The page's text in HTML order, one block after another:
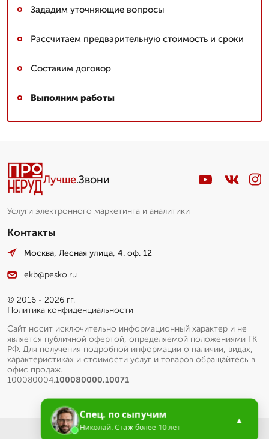
Зададим уточняющие вопросы
Рассчитаем предварительную стоимость и сроки
Составим договор
Выполним работы
Лучше.Звони
Услуги электронного маркетинга и аналитики
Контакты
Москва, Лесная улица, 4. оф. 12
ekb@pesko.ru
© 2016 - 2026 гг.
Политика конфиденциальности
Сайт носит исключительно информационный характер и не
является публичной офертой, определяемой положениями ГК
РФ. Для получения подробной информации о наличии, видах,
характеристиках и стоимости услуг и товаров обращайтесь в
офис продаж.
100080004.100080000.10071
Спец. по сыпучим
Николай. Стаж более 10 лет
▲